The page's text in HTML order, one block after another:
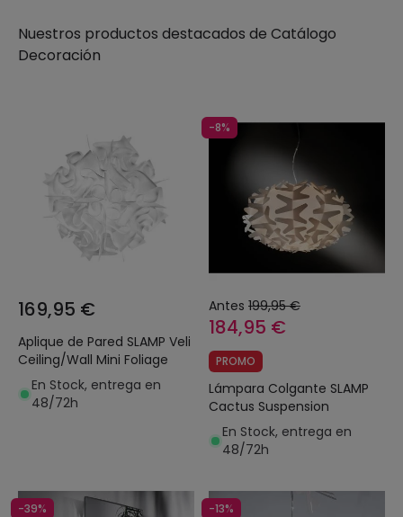
Nuestros productos destacados de Catálogo
Decoración
169,95 €
Aplique de Pared SLAMP Veli
Ceiling/Wall Mini Foliage
En Stock, entrega en
48/72h
-8%
Antes 199,95 €
184,95 €
PROMO
Lámpara Colgante SLAMP
Cactus Suspension
En Stock, entrega en
48/72h
-39% -13%